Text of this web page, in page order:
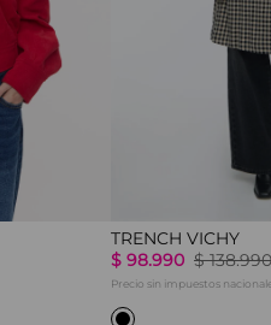
TRENCH VICHY
$ 98.990 $ 138.990
Precio sin impuestos